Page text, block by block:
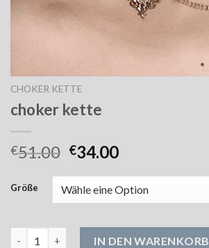
CHOKER KETTE
choker kette
€51.00 €34.00
Größe
IN DEN WARENKORB